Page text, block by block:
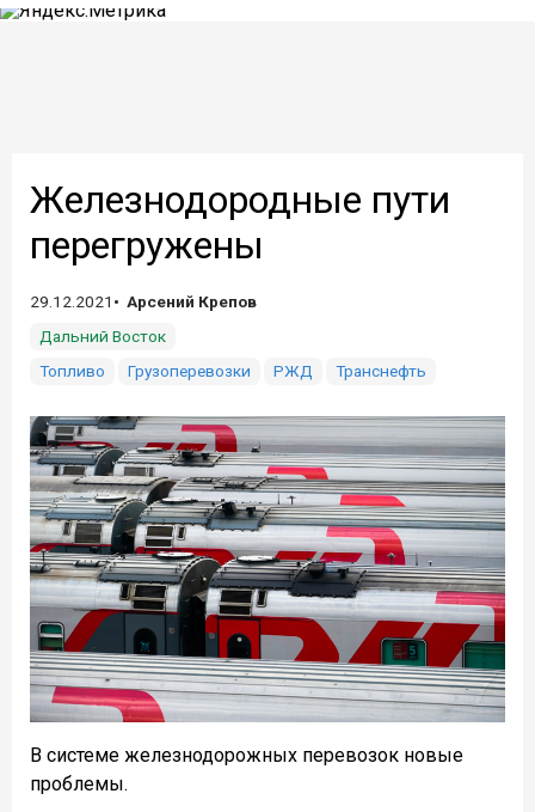
Железнодородные пути
перегружены
29.12.2021
Арсений Крепов
Дальний Восток
Топливо
Грузоперевозки РЖД Транснефть
В системе железнодорожных перевозок новые
проблемы.